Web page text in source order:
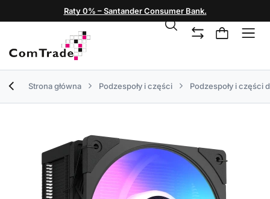
Raty 0% – Santander Consumer Bank.
Strona główna Podzespoły i części Podzespoły i części